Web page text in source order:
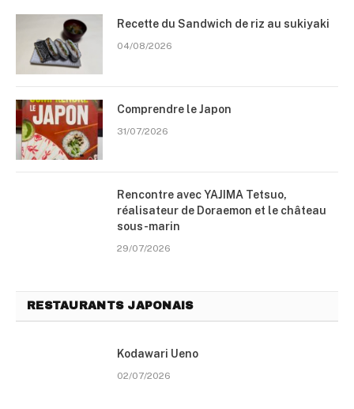
Recette du Sandwich de riz au sukiyaki
04/08/2026
Comprendre le Japon
31/07/2026
Rencontre avec YAJIMA Tetsuo,
réalisateur de Doraemon et le château
sous-marin
29/07/2026
RESTAURANTS JAPONAIS
Kodawari Ueno
02/07/2026